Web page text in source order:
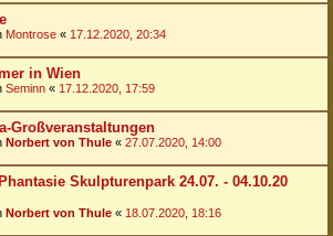
Montrose « 17.12.2020, 20:34
in Wien
Seminn « 17.12.2020, 17:59
Großveranstaltungen
Norbert von Thule « 27.07.2020, 14:00
Skulpturenpark 24.07. - 04.10.20
Norbert von Thule « 18.07.2020, 18:16